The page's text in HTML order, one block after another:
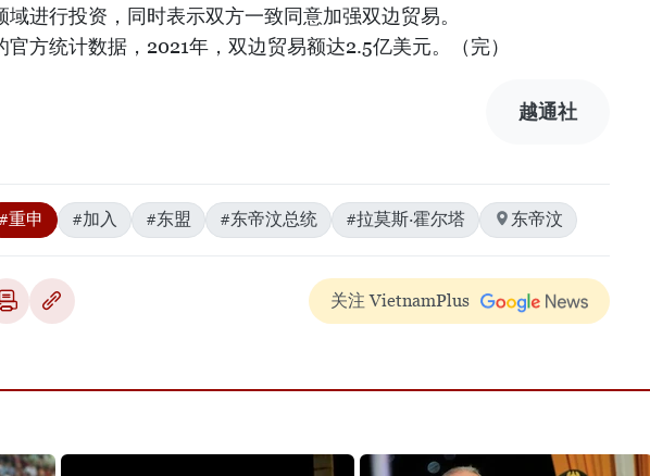
域进行投资，同时表示双方一致同意加强双边贸易。
官方统计数据，2021年，双边贸易额达2.5亿美元。（完）
越通社
#重申 #加入 #东盟 #东帝汶总统 #拉莫斯·霍尔塔 东帝汶
关注 VietnamPlus